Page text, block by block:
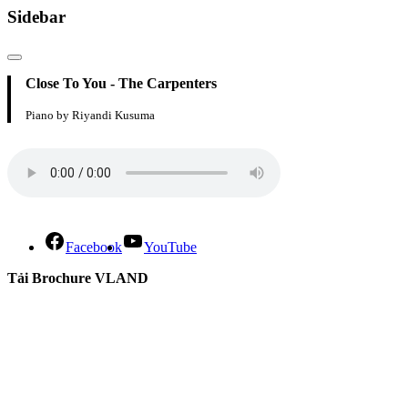
Sidebar
Close To You - The Carpenters
Piano by Riyandi Kusuma
Facebook
YouTube
Tải Brochure VLAND